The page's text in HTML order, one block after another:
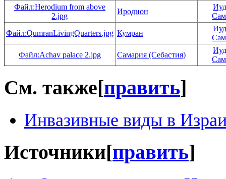
Файл:Herodium from above
2.jpg
Иродион
Файл:QumranLivingQuarters.jpg Кумран
Файл:Achav palace 2.jpg
Самария (Себастия)
См. также[править]
Инвазивные виды в
Источники[править]